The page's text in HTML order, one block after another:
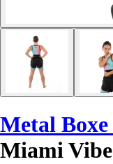
Metal Boxe
Miami Vibe